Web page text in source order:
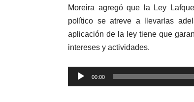
Moreira agregó que la Ley
político se atreve a llevarlas
aplicación de la ley tiene que
intereses y actividades.
Reproductor
de
00:00